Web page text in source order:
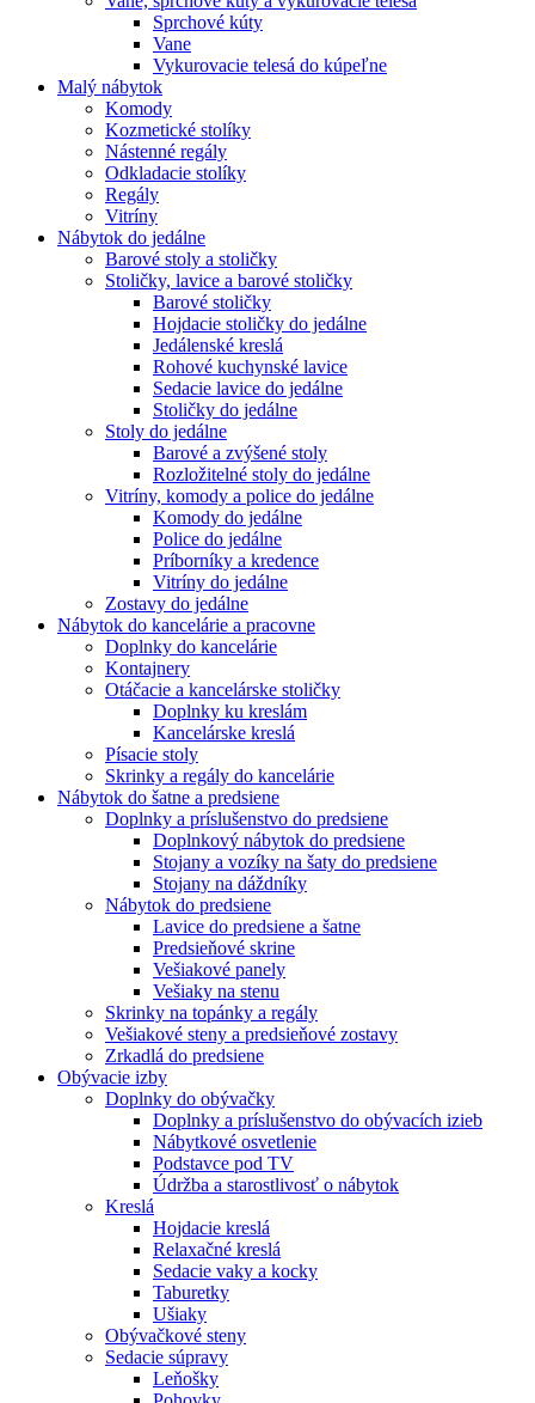
Sprchové kúty
Vane
Vykurovacie telesá do kúpeľne
Malý nábytok
Komody
Kozmetické stolíky
Nástenné regály
Odkladacie stolíky
Regály
Vitríny
Nábytok do jedálne
Barové stoly a stoličky
Stoličky, lavice a barové stoličky
Barové stoličky
Hojdacie stoličky do jedálne
Jedálenské kreslá
Rohové kuchynské lavice
Sedacie lavice do jedálne
Stoličky do jedálne
Stoly do jedálne
Barové a zvýšené stoly
Rozložitelné stoly do jedálne
Vitríny, komody a police do jedálne
Komody do jedálne
Police do jedálne
Príborníky a kredence
Vitríny do jedálne
Zostavy do jedálne
Nábytok do kancelárie a pracovne
Doplnky do kancelárie
Kontajnery
Otáčacie a kancelárske stoličky
Doplnky ku kreslám
Kancelárske kreslá
Písacie stoly
Skrinky a regály do kancelárie
Nábytok do šatne a predsiene
Doplnky a príslušenstvo do predsiene
Doplnkový nábytok do predsiene
Stojany a vozíky na šaty do predsiene
Stojany na dáždníky
Nábytok do predsiene
Lavice do predsiene a šatne
Predsieňové skrine
Vešiakové panely
Vešiaky na stenu
Skrinky na topánky a regály
Vešiakové steny a predsieňové zostavy
Zrkadlá do predsiene
Obývacie izby
Doplnky do obývačky
Doplnky a príslušenstvo do obývacích izieb
Nábytkové osvetlenie
Podstavce pod TV
Údržba a starostlivosť o nábytok
Kreslá
Hojdacie kreslá
Relaxačné kreslá
Sedacie vaky a kocky
Taburetky
Ušiaky
Obývačkové steny
Sedacie súpravy
Leňošky